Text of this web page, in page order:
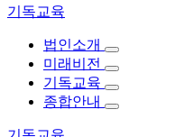
기독교육
법인소개
미래비전
기독교육
종합안내